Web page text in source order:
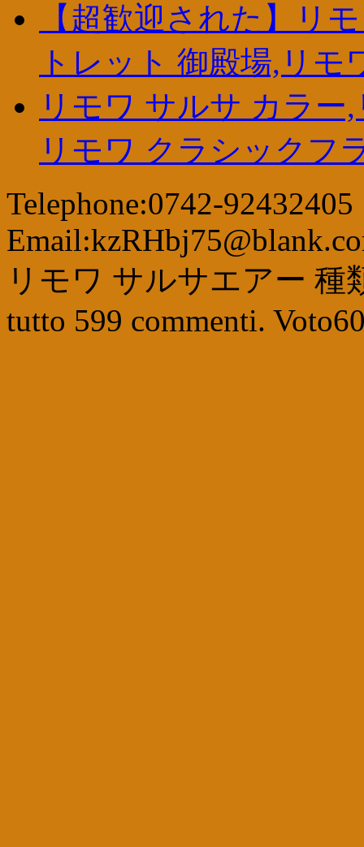
【超歓迎された】リ
トレット 御殿場,リ
リモワ サルサ カラ
リモワ クラシックフ
Telephone:0742-92432405
リモワ サルサエアー 種
tutto 599 commenti. Voto